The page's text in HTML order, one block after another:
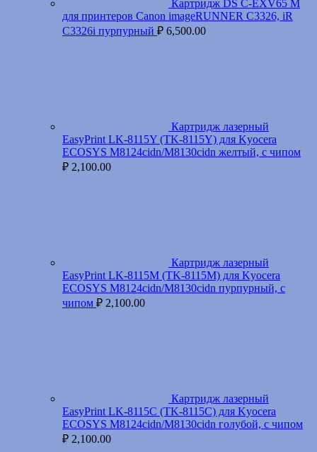
Картридж DS C-EXV65 M
для принтеров Canon imageRUNNER C3326, iR
C3326i пурпурный ₽ 6,500.00
Картридж лазерный
EasyPrint LK-8115Y (TK-8115Y) для Kyocera
ECOSYS M8124cidn/M8130cidn желтый, с чипом
₽ 2,100.00
Картридж лазерный
EasyPrint LK-8115M (TK-8115M) для Kyocera
ECOSYS M8124cidn/M8130cidn пурпурный, с
чипом ₽ 2,100.00
Картридж лазерный
EasyPrint LK-8115C (TK-8115C) для Kyocera
ECOSYS M8124cidn/M8130cidn голубой, с чипом
₽ 2,100.00